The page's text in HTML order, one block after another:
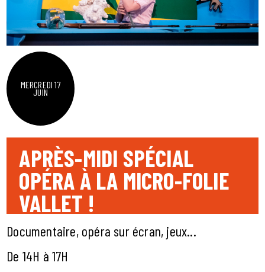
MERCREDI 17
JUIN
APRÈS-MIDI SPÉCIAL
OPÉRA À LA MICRO-FOLIE
VALLET !
Documentaire, opéra sur écran, jeux...
De 14H à 17H